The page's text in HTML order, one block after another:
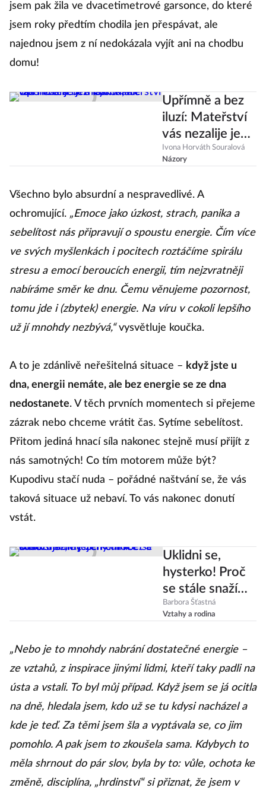
jsem pak žila ve dvacetimetrové garsonce, do které
jsem roky předtím chodila jen přespávat, ale
najednou jsem z ní nedokázala vyjít ani na chodbu
domu!
Upřímně a bez
iluzí: Mateřství
vás nezalije jen
láskou, ale také
vztekem a
Ivona Horváth Souralová
Názory
Všechno bylo absurdní a nespravedlivé. A
ochromující. „Emoce jako úzkost, strach, panika a
sebelítost nás připravují o spoustu energie. Čím více
ve svých myšlenkách i pocitech roztáčíme spirálu
stresu a emocí beroucích energii, tím nejzvratněji
nabíráme směr ke dnu. Čemu věnujeme pozornost,
tomu jde i (zbytek) energie. Na víru v cokoli lepšího
už jí mnohdy nezbývá,“vysvětluje koučka.
A to je zdánlivě neřešitelná situace – když jste u
dna, energii nemáte, ale bez energie se ze dna
nedostanete. V těch prvních momentech si přejeme
zázrak nebo chceme vrátit čas. Sytíme sebelítost.
Přitom jediná hnací síla nakonec stejně musí přijít z
nás samotných! Co tím motorem může být?
Kupodivu stačí nuda – pořádné naštvání se, že vás
taková situace už nebaví. To vás nakonec donutí
vstát.
Uklidni se,
hysterko! Proč
se stále snažíme
ženy umlčet a
odsuzujeme
Barbora Šťastná
Vztahy a rodina
„Nebo je to mnohdy nabrání dostatečné energie –
ze vztahů, z inspirace jinými lidmi, kteří taky padli na
ústa a vstali. To byl můj případ. Když jsem se já ocitla
na dně, hledala jsem, kdo už se tu kdysi nacházel a
kde je teď. Za těmi jsem šla a vyptávala se, co jim
pomohlo. A pak jsem to zkoušela sama. Kdybych to
měla shrnout do pár slov, byla by to: vůle, ochota ke
změně, disciplína, „hrdinství“ si přiznat, že jsem v